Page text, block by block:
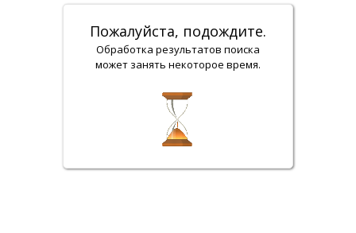
Пожалуйста, подождите.
Обработка результатов поиска
может занять некоторое время.